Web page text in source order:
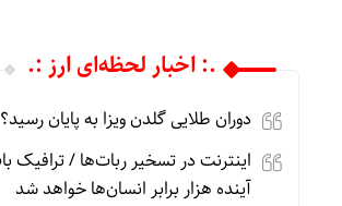
.: اخبار لحظه‌ای ارز :.
دوران طلایی گلدن ویزا به پایان رسید؟
آینده هزار برابر انسان‌ها خواهد شد